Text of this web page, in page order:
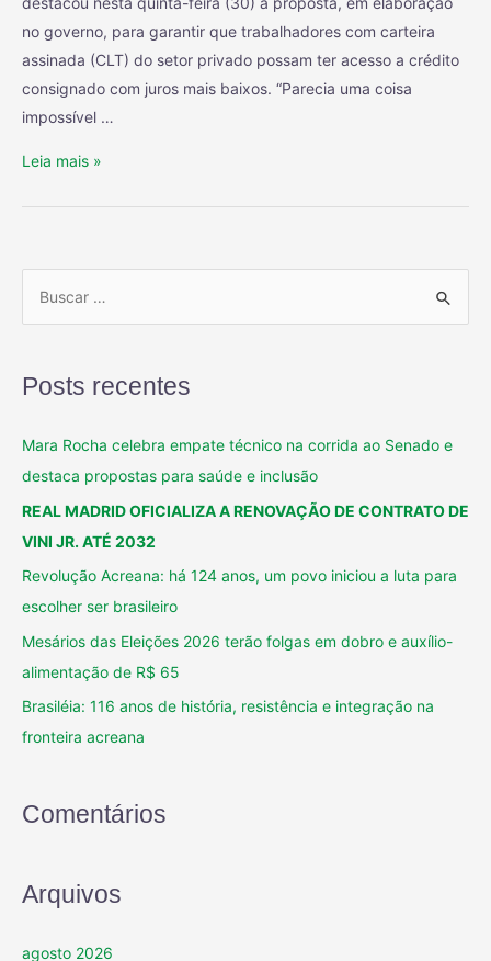
no governo, para garantir que trabalhadores com carteira
assinada (CLT) do setor privado possam ter acesso a crédito
consignado com juros mais baixos. “Parecia uma coisa
impossível …
Leia mais »
Posts recentes
Mara Rocha celebra empate técnico na corrida ao Senado e
destaca propostas para saúde e inclusão
REAL MADRID OFICIALIZA A RENOVAÇÃO DE CONTRATO DE
VINI JR. ATÉ 2032
Revolução Acreana: há 124 anos, um povo iniciou a luta para
escolher ser brasileiro
Mesários das Eleições 2026 terão folgas em dobro e auxílio-
alimentação de R$ 65
Brasiléia: 116 anos de história, resistência e integração na
fronteira acreana
Comentários
Arquivos
agosto 2026